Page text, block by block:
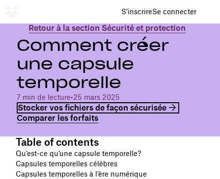
S’inscrireSe connecter
Retour à la section Sécurité et protection
Comment créer
une capsule
temporelle
7 min de lecture•25 mars 2025
Stocker vos fichiers de façon sécurisée
Comparer les forfaits
Table of contents
Qu’est-ce qu’une capsule temporelle?
Capsules temporelles célèbres
Capsules temporelles à l’ère numérique